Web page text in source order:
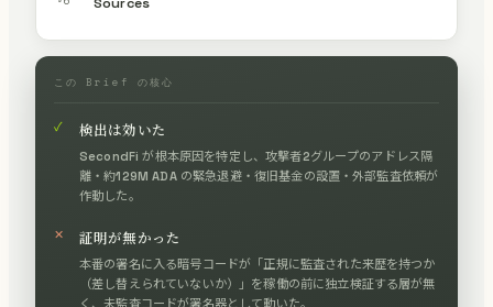
この Brief の核心
✓ 検出は効いた
SecondFi が根本原因を特定し、攻撃者2グループのアドレス隔
離・約129M ADA の緊急退避・復旧基金の設置・外部監査依頼が
作動した。
✕ 証明が無かった
本番の署名に入る暗号コードが「正規に監査された来歴を持つか
（差し替えられていないか）」を稼働の前に独立検証する層が無
く、未監査コードが署名器として動いた。